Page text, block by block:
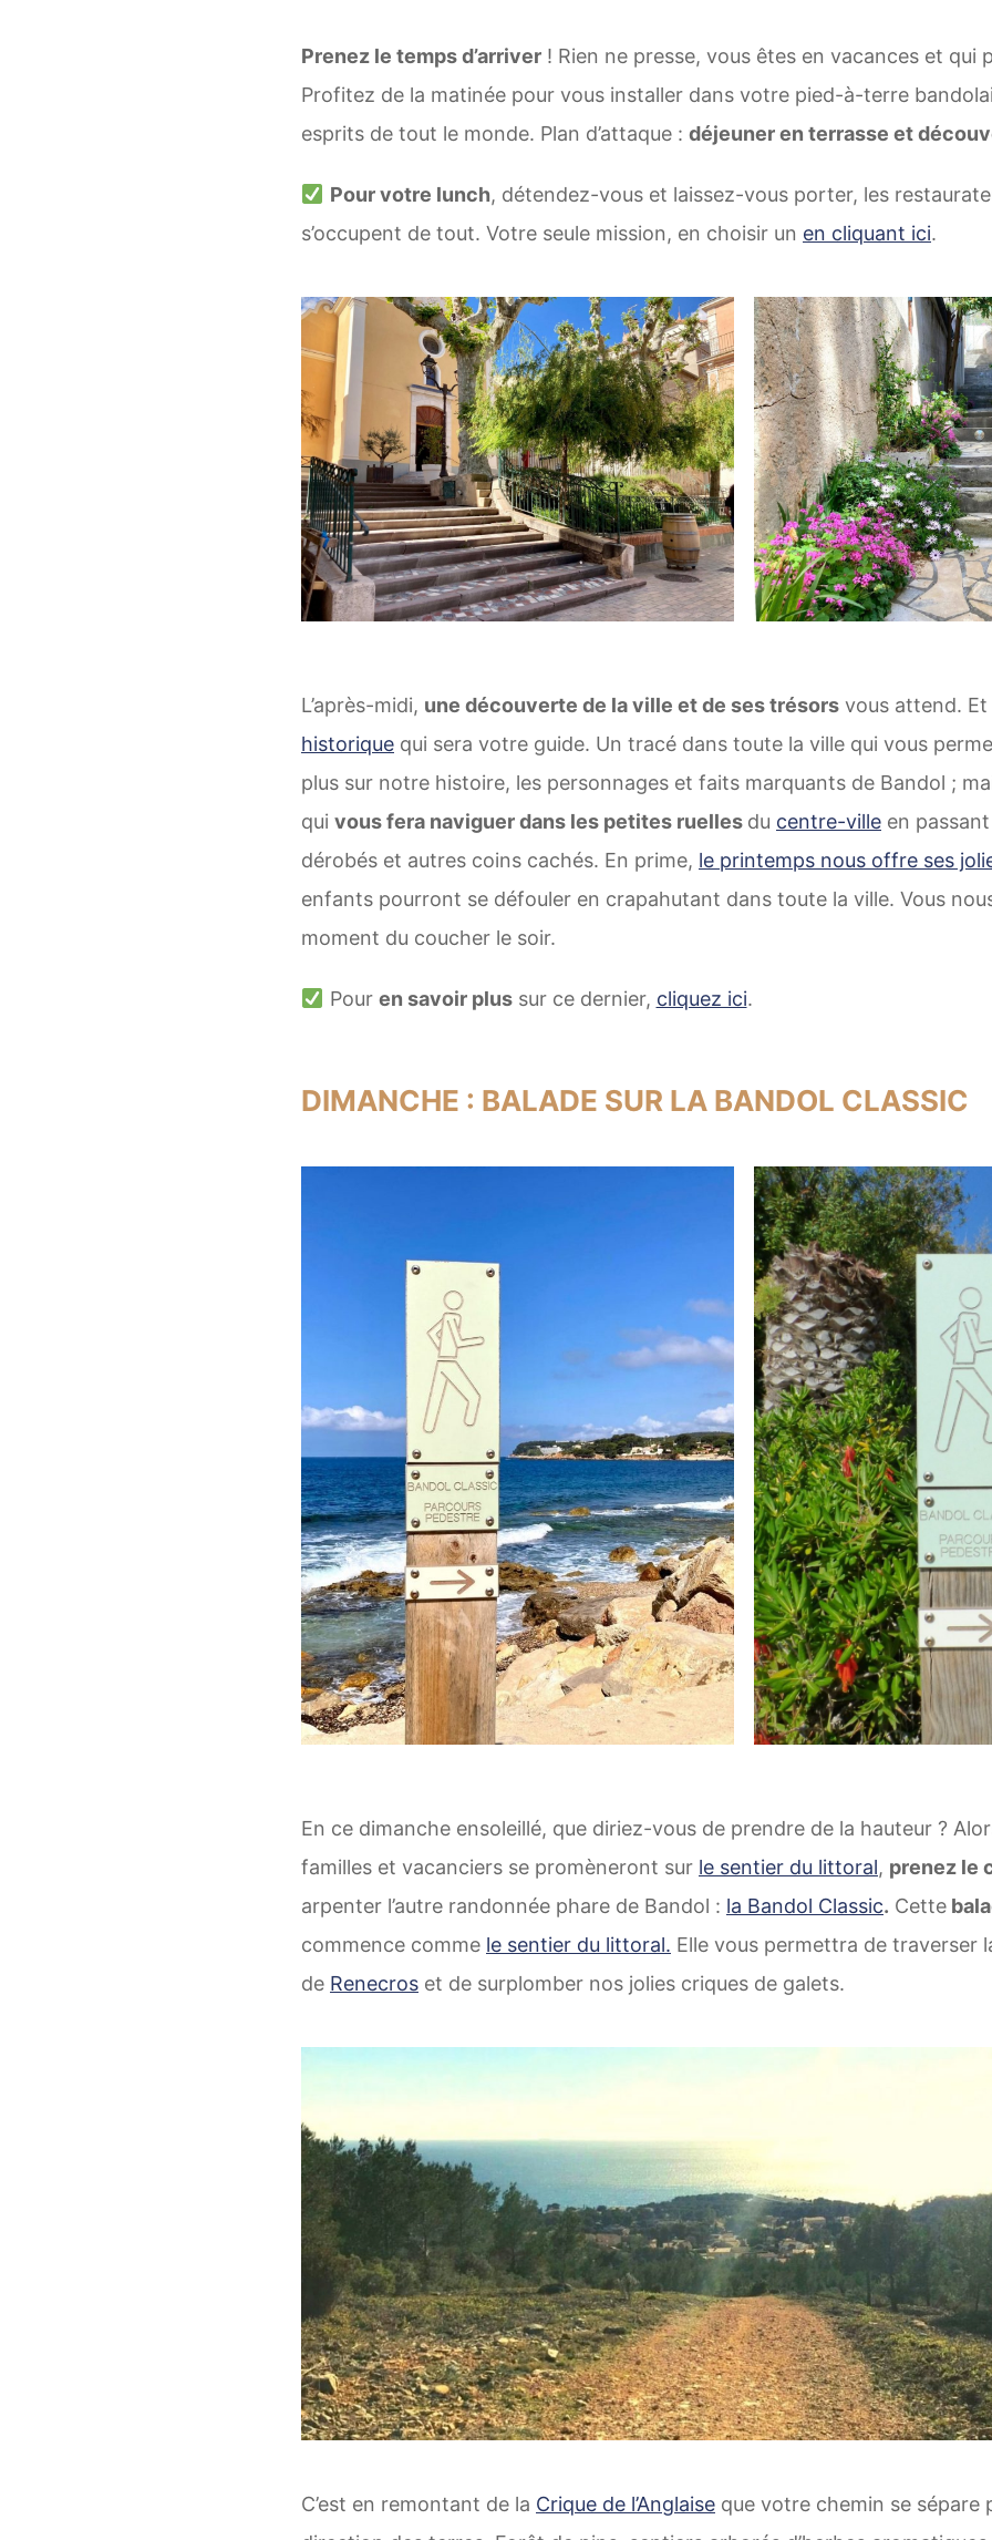
Prenez le temps d’arriver ! Rien ne presse, vous êtes en vacances et qui
Profitez de la matinée pour vous installer dans votre pied-à-terre
esprits de tout le monde. Plan d’attaque : déjeuner en terrasse et
Pour votre lunch, détendez-vous et laissez-vous porter, les
s’occupent de tout. Votre seule mission, en choisir un en cliquant ici.
L’après-midi, une découverte de la ville et de ses trésors vous attend. Et
historique qui sera votre guide. Un tracé dans toute la ville qui vous
plus sur notre histoire, les personnages et faits marquants de Bandol ;
qui vous fera naviguer dans les petites ruelles du centre-ville en
dérobés et autres coins cachés. En prime, le printemps nous offre ses
enfants pourront se défouler en crapahutant dans toute la ville. Vous
moment du coucher le soir.
Pour en savoir plussur ce dernier, cliquez ici.
DIMANCHE : BALADE SUR LA BANDOL CLASSIC
En ce dimanche ensoleillé, que diriez-vous de prendre de la hauteur ?
familles et vacanciers se promèneront sur le sentier du littoral, prenez le
arpenter l’autre randonnée phare de Bandol : la Bandol Classic. Cette
commence comme le sentier du littoral. Elle vous permettra de traverser
de Renecros et de surplomber nos jolies criques de galets.
C’est en remontant de la Crique de l’Anglaise que votre chemin se sépare